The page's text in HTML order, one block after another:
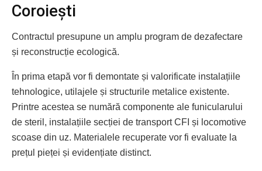
Coroiești
Contractul presupune un amplu program de dezafectare
și reconstrucție ecologică.
În prima etapă vor fi demontate și valorificate instalațiile
tehnologice, utilajele și structurile metalice existente.
Printre acestea se numără componente ale funicularului
de steril, instalațiile secției de transport CFI și locomotive
scoase din uz. Materialele recuperate vor fi evaluate la
prețul pieței și evidențiate distinct.